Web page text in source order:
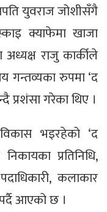
युवराज जोशीसँगै
क्याफेमा खाजा
राजु कार्कीले
गन्तव्यका रुपमा ‘द
गरेका थिए ।
भइरहेको ‘द
प्रतिनिधि,
कलाकार
आएको छ ।